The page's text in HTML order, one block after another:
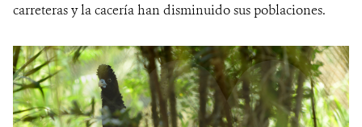
carreteras y la cacería han disminuido sus poblaciones.